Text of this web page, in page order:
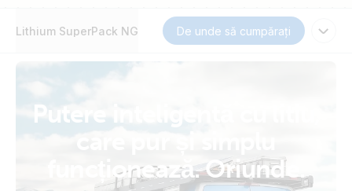
Lithium SuperPack NG De unde să cumpărați
Putere inteligentă cu litiu,
care pur și simplu
funcționează. Oriunde.